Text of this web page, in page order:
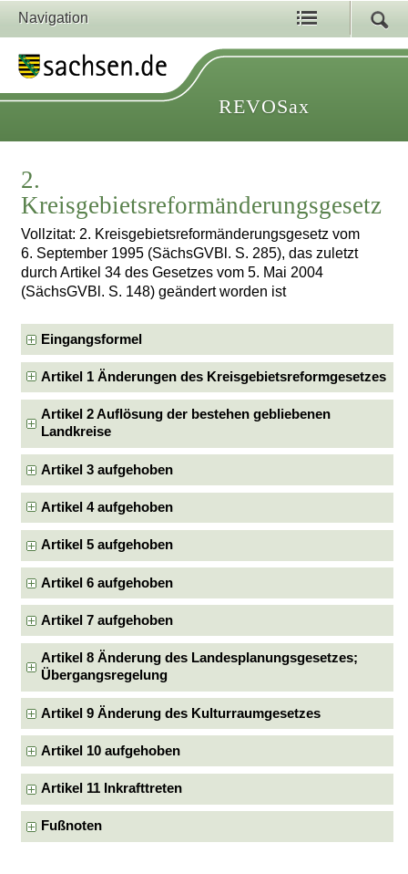
Navigation
REVOSax
2.
Kreisgebietsreformänderungsgesetz
Vollzitat: 2. Kreisgebietsreformänderungsgesetz vom
6. September 1995 (SächsGVBl. S. 285), das zuletzt
durch Artikel 34 des Gesetzes vom 5. Mai 2004
(SächsGVBl. S. 148) geändert worden ist
Eingangsformel
Artikel 1 Änderungen des Kreisgebietsreformgesetzes
Artikel 2 Auflösung der bestehen gebliebenen
Landkreise
Artikel 3 aufgehoben
Artikel 4 aufgehoben
Artikel 5 aufgehoben
Artikel 6 aufgehoben
Artikel 7 aufgehoben
Artikel 8 Änderung des Landesplanungsgesetzes;
Übergangsregelung
Artikel 9 Änderung des Kulturraumgesetzes
Artikel 10 aufgehoben
Artikel 11 Inkrafttreten
Fußnoten